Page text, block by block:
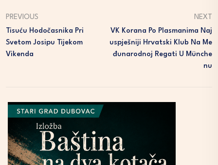
PREVIOUS
Tisuću Hodočasnika Pri
Svetom Josipu Tijekom
Vikenda
NEXT
VK Korana Po Plasmanima Naj
Uspješniji Hrvatski Klub Na Me
Đunarodnoj Regati U Münche
Nu